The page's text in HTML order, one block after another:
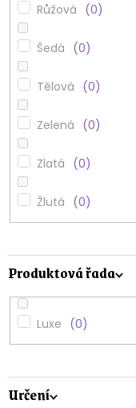
Růžová 0
Šedá 0
Tělová 0
Zelená 0
Zlatá 0
Žlutá 0
Produktová řada
Luxe 0
Určení